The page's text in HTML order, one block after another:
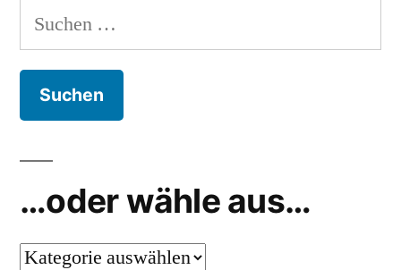
Suchen
nach:
…oder wähle aus…
…